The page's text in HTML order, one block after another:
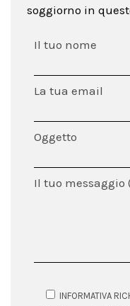
soggiorno in
Il tuo nome
La tua email
Oggetto
Il tuo messaggio
INFORMATIVA